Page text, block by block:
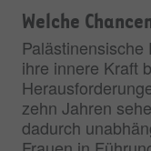
Welche
ihre innere Kraft
zehn Jahren
dadurch